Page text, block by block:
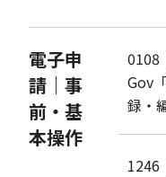
電子申
請｜事
前・基
本操作
0108
Gov
録・
1246